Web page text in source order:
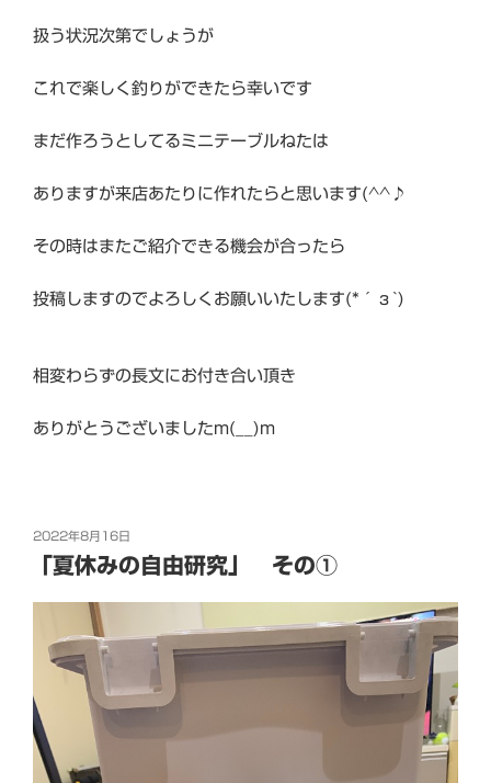
扱う状況次第でしょうが
これで楽しく釣りができたら幸いです
まだ作ろうとしてるミニテーブルねたは
ありますが来店あたりに作れたらと思います(^^♪
その時はまたご紹介できる機会が合ったら
投稿しますのでよろしくお願いいたします(*´з`)
相変わらずの長文にお付き合い頂き
ありがとうございましたm(__)m
投
日:
2022年8月16日
「夏休みの自由研究」 その①